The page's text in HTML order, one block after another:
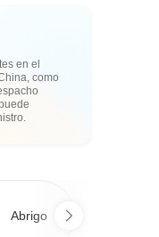
en el
como
Abrigo